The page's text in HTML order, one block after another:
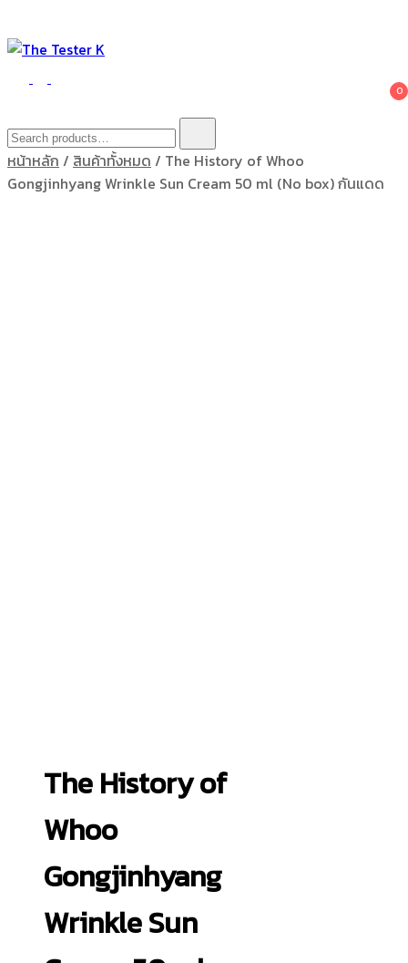
The Tester K
Korean cosmetics 0
Search
for:
หน้าหลัก / สินค้าทั้งหมด / The History of Whoo
Gongjinhyang Wrinkle Sun Cream 50 ml (No box) กันแดด
The History of
Whoo
Gongjinhyang
Wrinkle Sun